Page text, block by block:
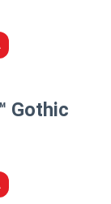
Gothic